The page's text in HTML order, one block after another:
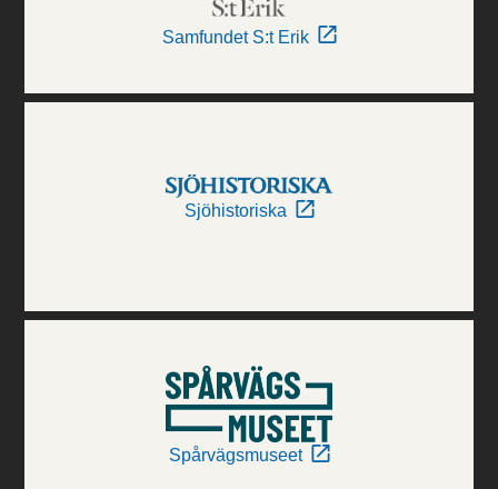
Samfundet S:t Erik
Sjöhistoriska
Spårvägsmuseet